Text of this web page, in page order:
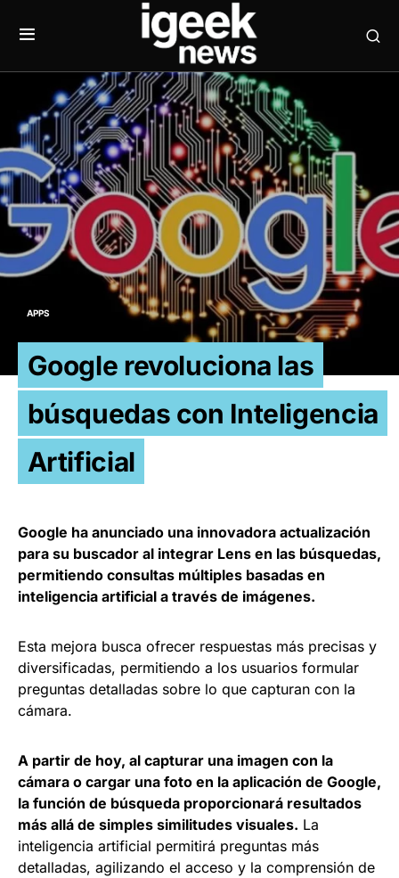
APPS
Google revoluciona las
búsquedas con Inteligencia
Artificial
Google ha anunciado una innovadora actualización
para su buscador al integrar Lens en las búsquedas,
permitiendo consultas múltiples basadas en
inteligencia artificial a través de imágenes.
Esta mejora busca ofrecer respuestas más precisas y
diversificadas, permitiendo a los usuarios formular
preguntas detalladas sobre lo que capturan con la
cámara.
A partir de hoy, al capturar una imagen con la
cámara o cargar una foto en la aplicación de Google,
la función de búsqueda proporcionará resultados
más allá de simples similitudes visuales. La
inteligencia artificial permitirá preguntas más
detalladas, agilizando el acceso y la comprensión de